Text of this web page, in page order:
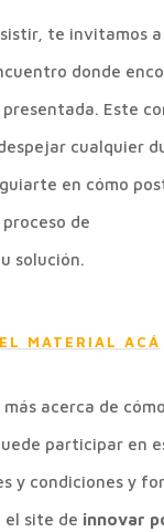
te invitamos
donde
Este
cualquier
en cómo
de
solución.
MATERIAL ACÁ
más acerca de
participar en
y condiciones y
el site de innovar